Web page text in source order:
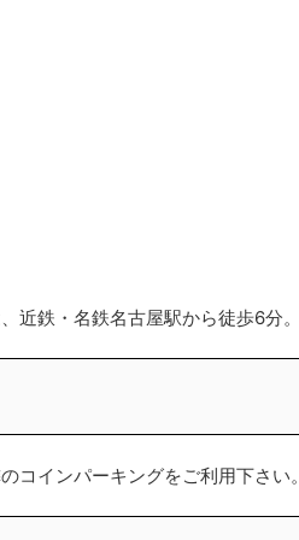
近鉄・名鉄名古屋駅から徒歩6分。
コインパーキングをご利用下さい。